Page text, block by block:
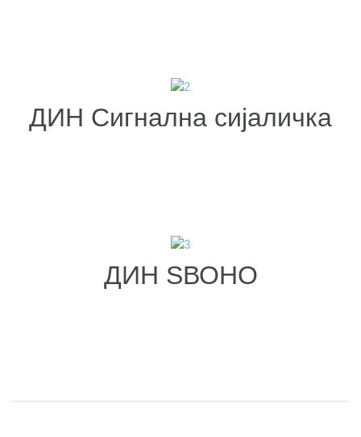
ДИН Сигнална сијаличка
ДИН ЅВОНО